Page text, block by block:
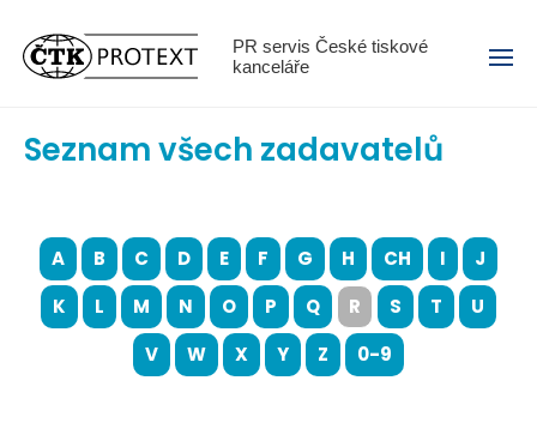
PR servis České tiskové
kanceláře
Menu
Seznam všech zadavatelů
A B C D E F G H CH I
J
K
L M N O P Q R S T
U
V
W X Y Z 0-9